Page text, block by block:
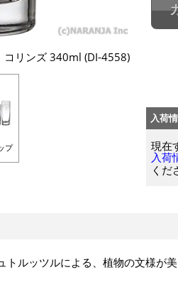
コリンズ 340ml (DI-4558)
プ
入荷
現在
入荷
くだ
トルッツルによる、植物の文様が